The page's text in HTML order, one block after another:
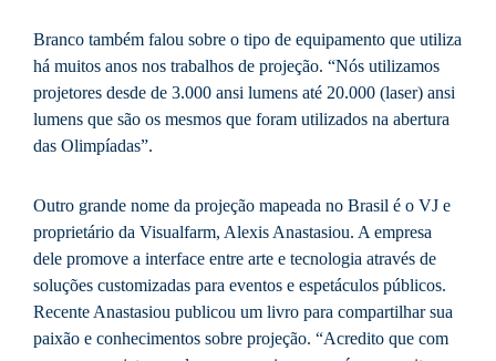
Branco também falou sobre o tipo de equipamento que utiliza
há muitos anos nos trabalhos de projeção. “Nós utilizamos
projetores desde de 3.000 ansi lumens até 20.000 (laser) ansi
lumens que são os mesmos que foram utilizados na abertura
das Olimpíadas”.
Outro grande nome da projeção mapeada no Brasil é o VJ e
proprietário da Visualfarm, Alexis Anastasiou. A empresa
dele promove a interface entre arte e tecnologia através de
soluções customizadas para eventos e espetáculos públicos.
Recente Anastasiou publicou um livro para compartilhar sua
paixão e conhecimentos sobre projeção. “Acredito que com